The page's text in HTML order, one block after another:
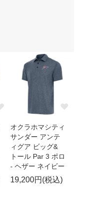
オクラホマシティ
サンダー アンテ
ィグア ビッグ&
トール Par 3 ポロ
- ヘザー ネイビー
19,200円(税込)